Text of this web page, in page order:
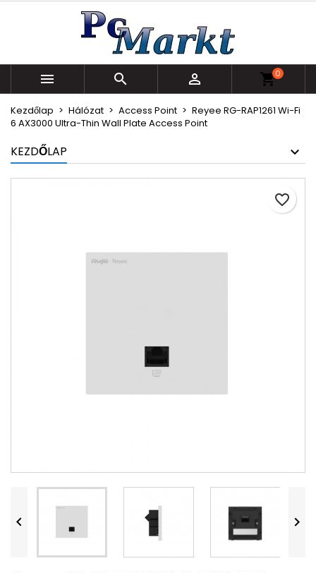
   shopping_cart0
Kezdőlap Hálózat Access Point
Reyee RG-RAP1261 Wi-Fi
6 AX3000 Ultra-Thin Wall Plate Access Point
KEZDŐLAP
 
favorite_border
Kívánságlistáim
add_circle_outline Új lista létrehozása
Kívánságlista létrehozása
Kívánságlista neve
Bejelentkezés
Be kell jelentkezned a termékek kívánságlistába
történő mentéséhez.
Mégsem